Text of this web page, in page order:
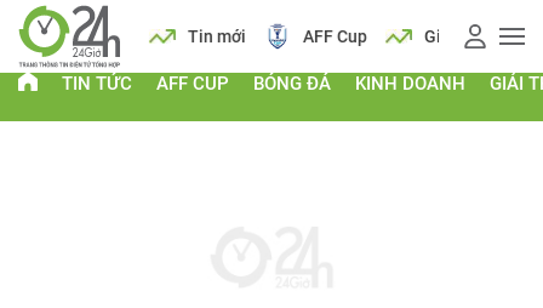
Lịch Tin mới AFF Cup Giá vàng
TIN TỨC AFF CUP BÓNG ĐÁ KINH DOANH GIẢI